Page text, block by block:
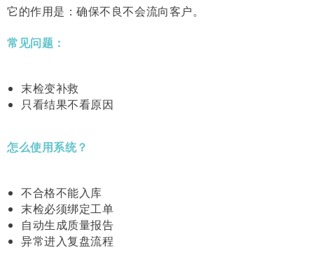
它的作用是：确保不良不会流向客户。
常见问题：
末检变补救
只看结果不看原因
怎么使用系统？
不合格不能入库
末检必须绑定工单
自动生成质量报告
异常进入复盘流程